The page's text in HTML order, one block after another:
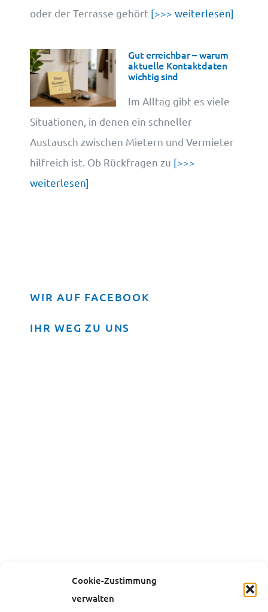
Cookie-Zustimmung
verwalten
oder der Terrasse gehört [>>> weiterlesen]
Gut erreichbar – warum
aktuelle Kontaktdaten
wichtig sind
Im Alltag gibt es viele
Situationen, in denen ein schneller
Austausch zwischen Mietern und Vermieter
hilfreich ist. Ob Rückfragen zu [>>>
weiterlesen]
WIR AUF FACEBOOK
IHR WEG ZU UNS